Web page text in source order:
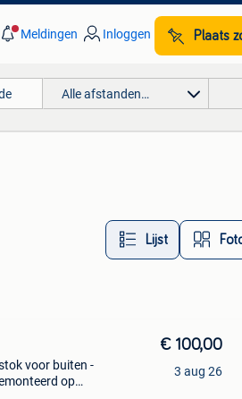
Meldingen Inloggen Plaats
Alle afstanden…
Lijst
voor buiten -
op
€ 100,00
3 aug 26